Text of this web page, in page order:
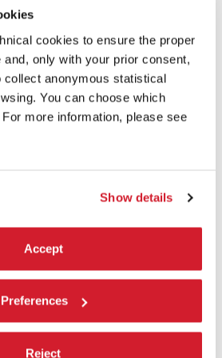
cookies to ensure the proper
only with your prior consent,
anonymous statistical
You can choose which
more information, please see
Show details
Accept
Preferences
Reject